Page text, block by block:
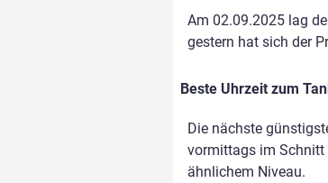
Am 02.09.2025 lag
gestern hat sich der
Beste Uhrzeit zum
Die nächste
vormittags im Schnitt
ähnlichem Niveau.